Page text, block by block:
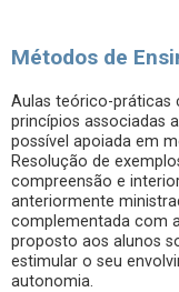
Métodos de
Aulas teórico-práticas
princípios associadas
possível apoiada em
Resolução de
compreensão e
anteriormente
complementada com
proposto aos alunos
estimular o seu
autonomia.